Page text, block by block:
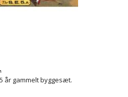
år gammelt byggesæt.